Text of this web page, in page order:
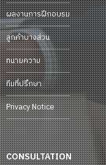
ผลงานการฝึกอบรม
ลูกค้าบางส่วน
ทนายความ
ทีมที่ปรึกษา
Privacy Notice
CONSULTATION